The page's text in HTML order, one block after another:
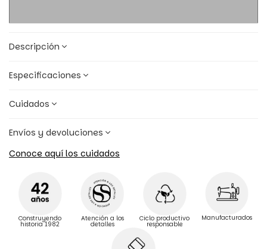
Descripción
Especificaciones
Cuidados
Envíos y devoluciones
Conoce aquí los cuidados
Construyendo
historia 1982
Atención a los
detalles
Ciclo productivo
responsable
Manufacturados